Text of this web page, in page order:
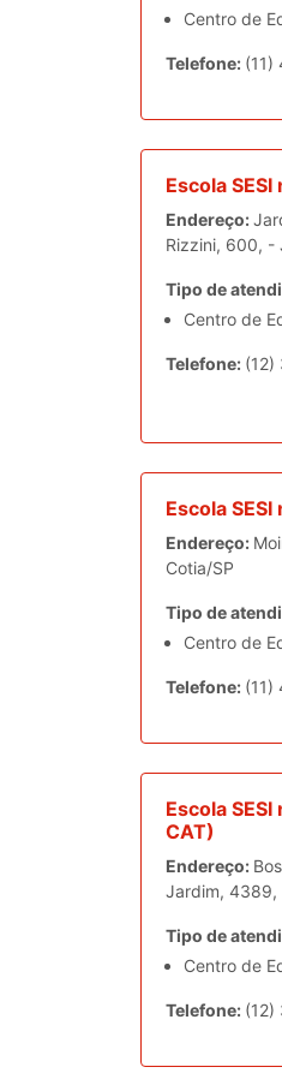
Centro de
Telefone: (11)
Escola
Endereço:
Rizzini, 600, -
Tipo de
Centro de
Telefone: (12)
Escola
Endereço:
Cotia/SP
Tipo de
Centro de
Telefone: (11)
Escola
CAT)
Endereço:
Jardim, 4389,
Tipo de
Centro de
Telefone: (12)